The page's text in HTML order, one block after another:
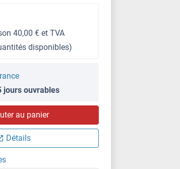
40,00 € et TVA
disponibles)
jours ouvrables
au panier
Détails